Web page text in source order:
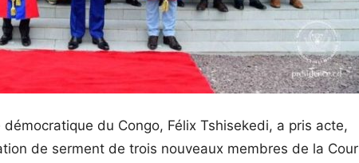
du Congo, Félix Tshisekedi, a pris acte,
de serment de trois nouveaux membres de la Cour